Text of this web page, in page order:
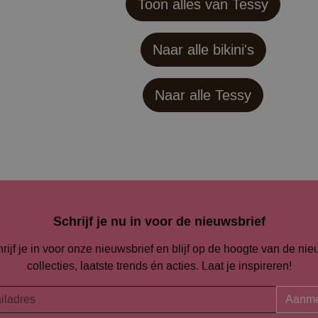
Toon alles van Tessy
Naar alle bikini's
Naar alle Tessy
Schrijf je nu in voor de nieuwsbrief
je in voor onze nieuwsbrief en blijf op de hoogte van de
collecties, laatste trends én acties. Laat je inspireren!